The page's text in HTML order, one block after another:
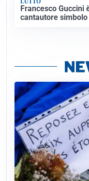
LUTTO
Francesco Guccini
cantautore